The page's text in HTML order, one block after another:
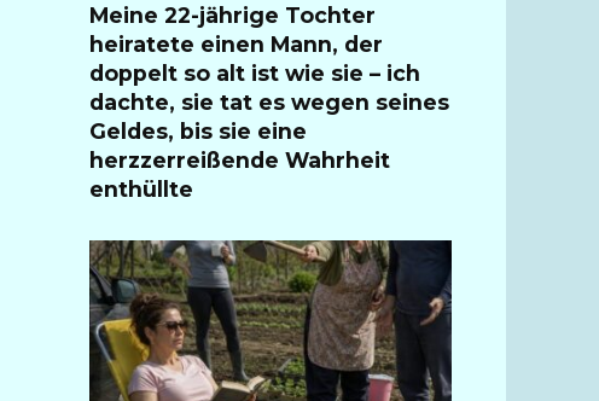
Meine 22-jährige Tochter
heiratete einen Mann, der
doppelt so alt ist wie sie – ich
dachte, sie tat es wegen seines
Geldes, bis sie eine
herzzerreißende Wahrheit
enthüllte